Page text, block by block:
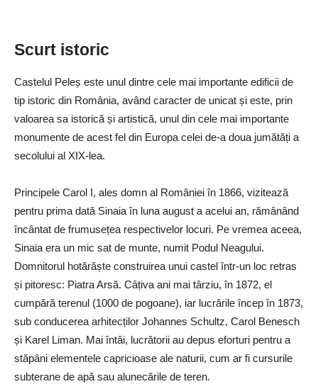
Scurt istoric
Castelul Peleș este unul dintre cele mai importante edificii de
tip istoric din România, având caracter de unicat și este, prin
valoarea sa istorică și artistică, unul din cele mai importante
monumente de acest fel din Europa celei de-a doua jumătăți a
secolului al XIX-lea.
Principele Carol I, ales domn al României în 1866, vizitează
pentru prima dată Sinaia în luna august a acelui an, rămânând
încântat de frumusețea respectivelor locuri. Pe vremea aceea,
Sinaia era un mic sat de munte, numit Podul Neagului.
Domnitorul hotărăște construirea unui castel într-un loc retras
și pitoresc: Piatra Arsă. Câțiva ani mai târziu, în 1872, el
cumpără terenul (1000 de pogoane), iar lucrările încep în 1873,
sub conducerea arhitecților Johannes Schultz, Carol Benesch
și Karel Liman. Mai întâi, lucrătorii au depus eforturi pentru a
stăpâni elementele capricioase ale naturii, cum ar fi cursurile
subterane de apă sau alunecările de teren.